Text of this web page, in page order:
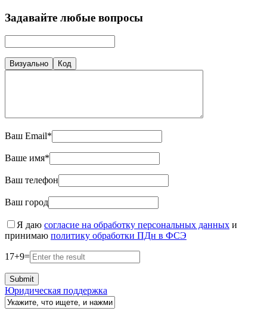
Задавайте любые вопросы
Визуально Код
Ваш Email*
Ваше имя*
Ваш телефон
Ваш город
Я даю согласие на обработку персональных данных и
принимаю политику обработки ПДн в ФСЭ
17+9=
Юридическая поддержка